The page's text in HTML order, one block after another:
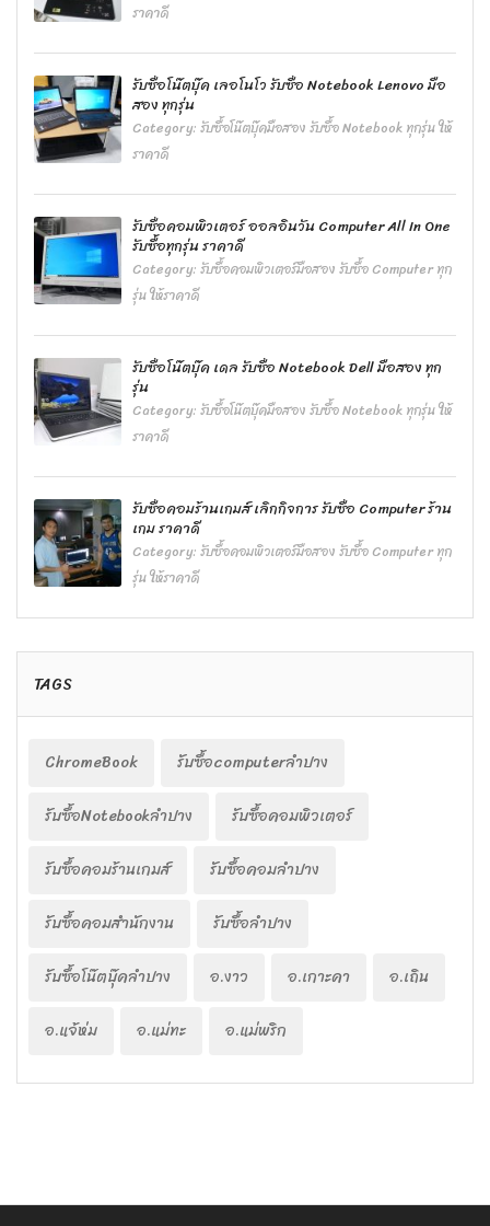
ราคาดี
รับซื้อโน๊ตบุ๊ค เลอโนโว รับซื้อ Notebook Lenovo มือ
สอง ทุกรุ่น
Category:รับซื้อโน๊ตบุ๊คมือสอง รับซื้อ Notebook ทุกรุ่น ให้
ราคาดี
รับซื้อคอมพิวเตอร์ ออลอินวัน Computer All In One
รับซื้อทุกรุ่น ราคาดี
Category:รับซื้อคอมพิวเตอร์มือสอง รับซื้อ Computer ทุก
รุ่น ให้ราคาดี
รับซื้อโน๊ตบุ๊ค เดล รับซื้อ Notebook Dell มือสอง ทุก
รุ่น
Category:รับซื้อโน๊ตบุ๊คมือสอง รับซื้อ Notebook ทุกรุ่น ให้
ราคาดี
รับซื้อคอมร้านเกมส์ เลิกกิจการ รับซื้อ Computer ร้าน
เกม ราคาดี
Category:รับซื้อคอมพิวเตอร์มือสอง รับซื้อ Computer ทุก
รุ่น ให้ราคาดี
TAGS
ChromeBook
รับซื้อcomputerลำปาง
รับซื้อNotebookลำปาง
รับซื้อคอมพิวเตอร์
รับซื้อคอมร้านเกมส์
รับซื้อคอมลำปาง
รับซื้อคอมสำนักงาน
รับซื้อลำปาง
รับซื้อโน๊ตบุ๊คลำปาง
อ.งาว อ.เกาะคา
อ.เถิน
อ.แจ้ห่ม
อ.แม่ทะ อ.แม่พริก